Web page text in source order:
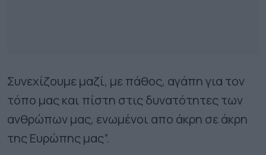
Συνεχίζουμε μαζί, με πάθος, αγάπη για τον
τόπο μας και πίστη στις δυνατότητες των
ανθρώπων μας, ενωμένοι απο άκρη σε άκρη
της Ευρώπης μας”.